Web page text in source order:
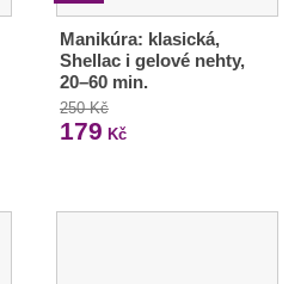
Manikúra: klasická,
Shellac i gelové nehty,
20–60 min.
250 Kč
179 Kč